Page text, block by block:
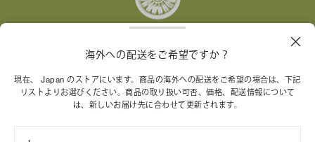
くことを支援しています。
海外への配送をご希望ですか？
現在、 Japan のストアにいます。商品の海外への配送をご希望の場合は、下記
リストよりお選びください。商品の取り扱い可否、価格、配送情報について
は、新しいお届け先に合わせて更新されます。